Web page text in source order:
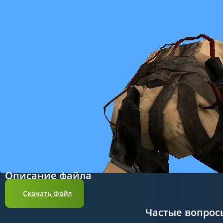
Описание файла
Скачать Файл
Частые